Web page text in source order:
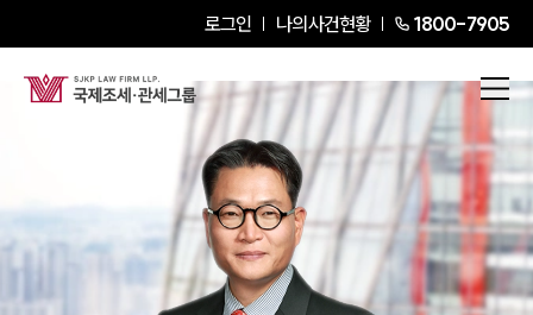
로그인 나의사건현황 1800-7905
명재호Customs Specialist